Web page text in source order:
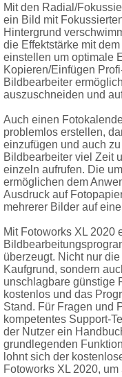
Mit den Radial/
ein Bild mit
Hintergrund
die Effektstärke mit
einstellen um optimale
Kopieren/Einfügen
Bildbearbeiter
auszuschneiden und
Auch einen
problemlos erstellen,
einzufügen und auch
Bildbearbeiter viel Zeit
einzeln aufrufen. Die
ermöglichen dem
Ausdruck auf
mehrerer Bilder auf
Mit Fotoworks XL 2020
überzeugt. Nicht nur
Kaufgrund, sondern
unschlagbare günstige
kostenlos und das
Stand. Für Fragen und
kompetentes Support-
der Nutzer ein
grundlegenden
lohnt sich der
Fotoworks XL 2020,